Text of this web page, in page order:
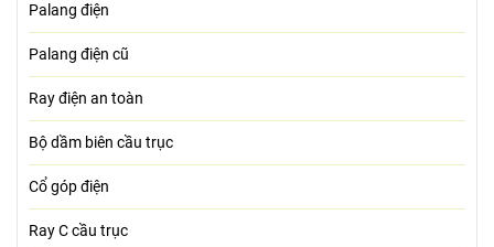
Palang điện
Palang điện cũ
Ray điện an toàn
Bộ dầm biên cầu trục
Cổ góp điện
Ray C cầu trục